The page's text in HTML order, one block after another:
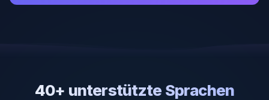
40+ unterstützte Sprachen